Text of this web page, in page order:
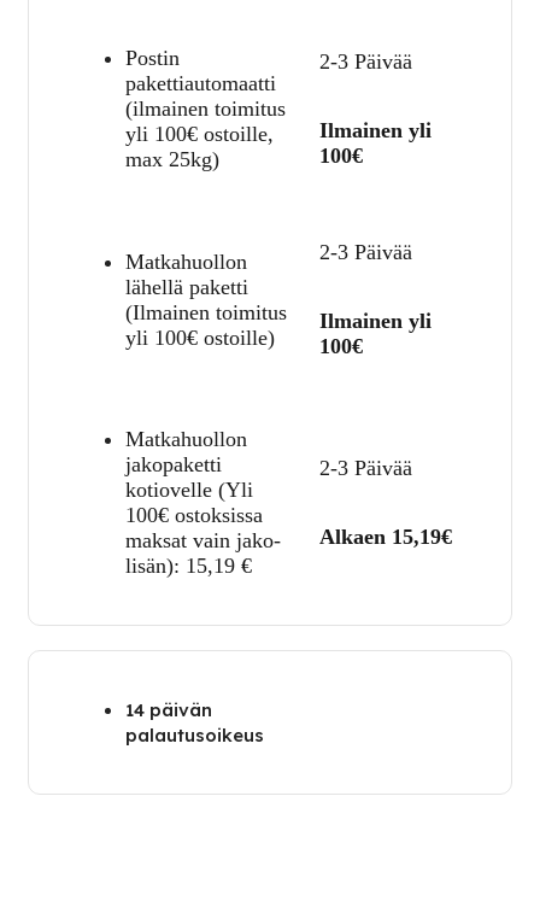
Postin
pakettiautomaatti
(ilmainen toimitus
yli 100€ ostoille,
max 25kg)
2-3 Päivää
Ilmainen yli
100€
Matkahuollon
lähellä paketti
(Ilmainen toimitus
yli 100€ ostoille)
2-3 Päivää
Ilmainen yli
100€
Matkahuollon
jakopaketti
kotiovelle (Yli
100€ ostoksissa
maksat vain jako-
lisän): 15,19 €
2-3 Päivää
Alkaen 15,19€
14 päivän
palautusoikeus